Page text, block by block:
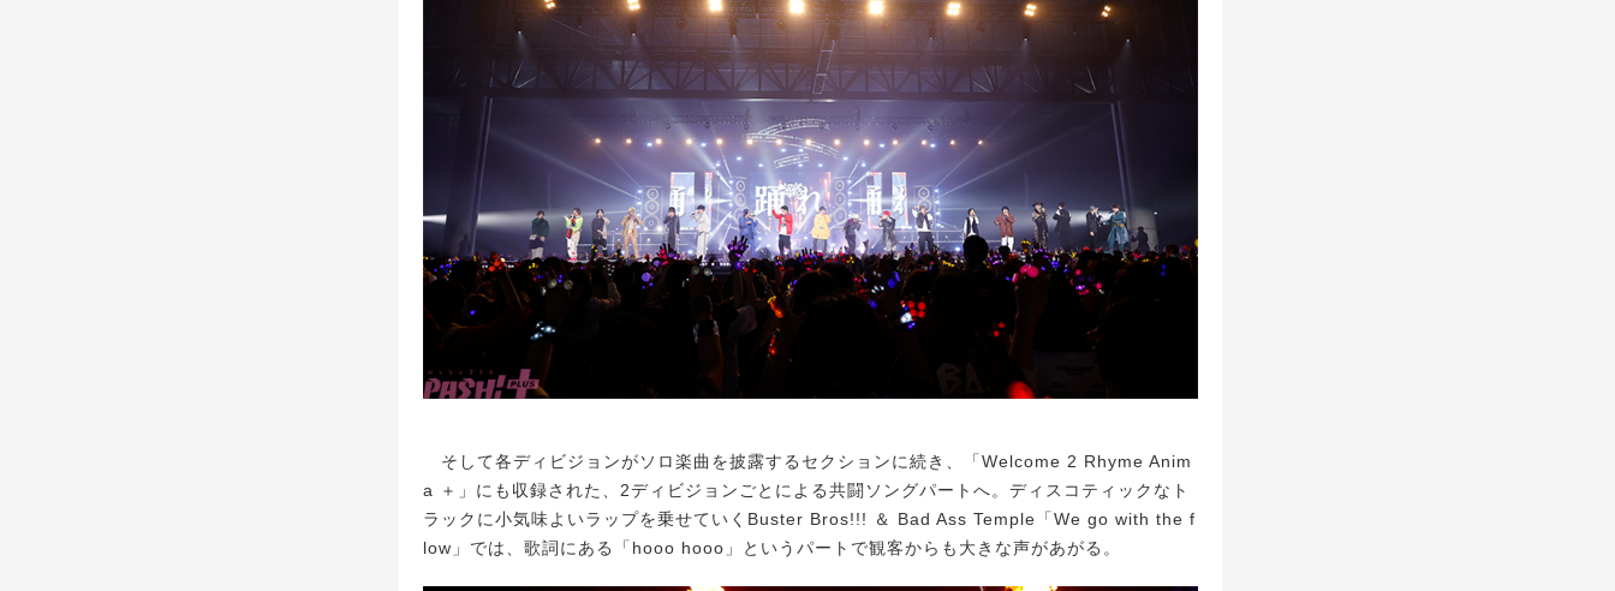
そして各ディビジョンがソロ楽曲を披露するセクションに続き、「Welcome 2 Rhyme Anim
a ＋」にも収録された、2ディビジョンごとによる共闘ソングパートへ。ディスコティックなト
ラックに小気味よいラップを乗せていくBuster Bros!!! ＆ Bad Ass Temple「We go with the f
low」では、歌詞にある「hooo hooo」というパートで観客からも大きな声があがる。